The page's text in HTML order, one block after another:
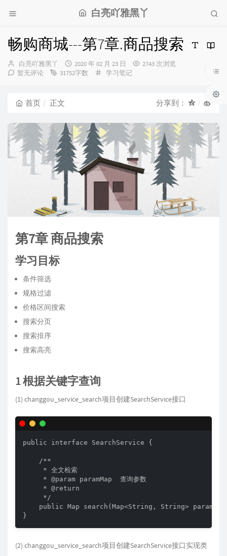
白亮吖雅黑丫
畅购商城---第7章.商品搜索
博
主：
白亮吖雅黑丫
发
布
2020 年 02 月 23 日
2743 次浏览
暂无评论
31752字数
分
学习笔记
首页 正文 分享到：
第7章 商品搜索
学习目标
条件筛选
规格过滤
价格区间搜索
搜索分页
搜索排序
搜索高亮
1 根据关键字查询
(1) changgou_service_search项目创建SearchService接口
public interface SearchService {
    /**
     * 全文检索
     * @param paramMap  查询参数
     * @return
     */
public Map search(Map<String, String>
}
(2) changgou_service_search项目创建SearchService接口实现类